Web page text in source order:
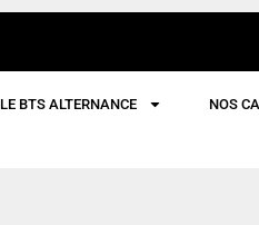
BTS ALTERNANCE NOS